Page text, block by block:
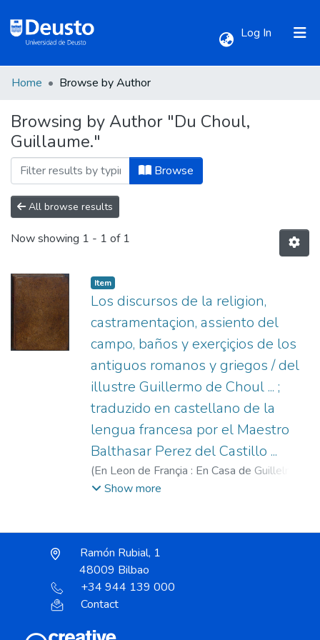
Log In (current)
All of DSpace
Home Browse by Author
Browsing by Author "Du Choul,
Guillaume."
Browse
All browse results
Now showing 1 - 1 of 1
Item
Los discursos de la religion,
castramentaçion, assiento del
campo, baños y exerçiçios de los
antiguos romanos y griegos / del
illustre Guillermo de Choul ... ;
traduzido en castellano de la
lengua francesa por el Maestro
Balthasar Perez del Castillo ...
(En Leon de Françia : En Casa de Guillelmo
Rouillio,1579
Show more
Ramón Rubial, 1
48009 Bilbao
+34 944 139 000
Contact